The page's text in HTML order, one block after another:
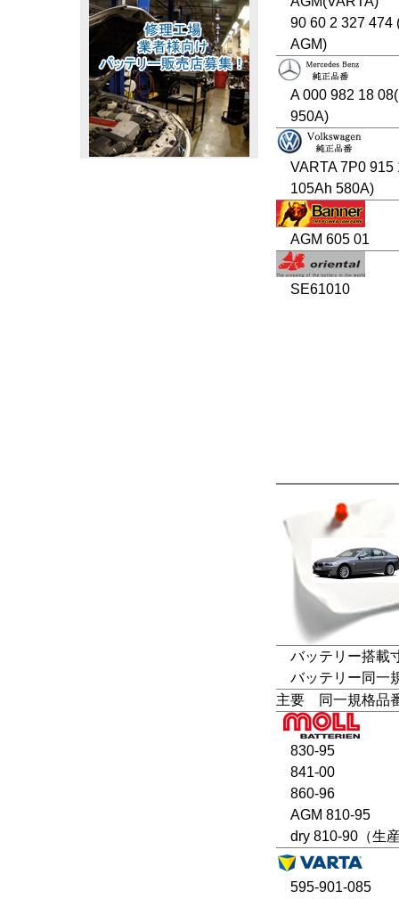
90 60 2 327 474
AGM)
A 000 982 18
950A)
VARTA 7P0 915
105Ah 580A)
AGM 605 01
SE61010
バッテリー搭載
バッテリー同一
主要 同一規格品
830-95
841-00
860-96
AGM 810-95
dry 810-90（生
595-901-085